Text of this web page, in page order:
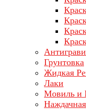
Грунтовка
Жидкая
Лаки
Мовиль и